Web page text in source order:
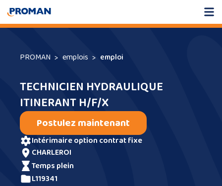
PROMAN emplois emploi
TECHNICIEN HYDRAULIQUE
ITINERANT H/F/X
Postulez maintenant
intérimaire option contrat fixe
CHARLEROI
temps plein
L119341